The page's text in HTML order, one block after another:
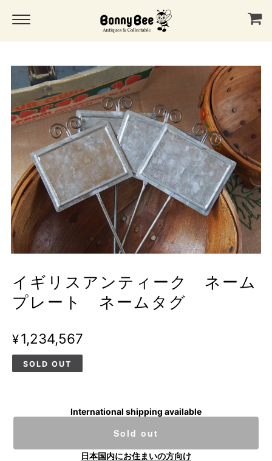
イギリスアンティーク ネーム
プレート ネームタグ
¥1,234,567
SOLD OUT
International shipping available
Sold out
日本国内にお住まいの方向け